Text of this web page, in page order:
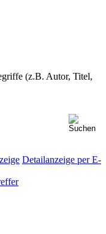
(z.B. Autor, Titel,
Detailanzeige per E-